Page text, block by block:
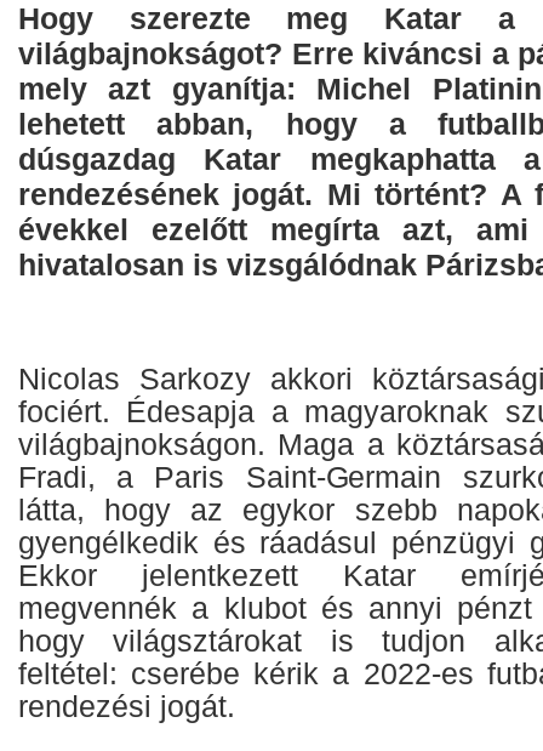
Hogy szerezte meg Katar a
világbajnokságot? Erre kiváncsi a
mely azt gyanítja: Michel
lehetett abban, hogy a
dúsgazdag Katar megkaphatta
rendezésének jogát. Mi történt? A
évekkel ezelőtt megírta azt,
hivatalosan is vizsgálódnak
Nicolas Sarkozy akkori
fociért. Édesapja a magyaroknak
világbajnokságon. Maga a
Fradi, a Paris Saint-Germain
látta, hogy az egykor szebb
gyengélkedik és ráadásul pénzügyi
Ekkor jelentkezett Katar
megvennék a klubot és annyi pénzt
hogy világsztárokat is tudjon
feltétel: cserébe kérik a 2022-es
rendezési jogát.